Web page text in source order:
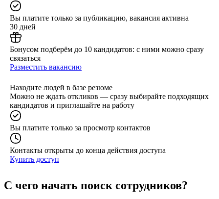
Вы платите только за публикацию, вакансия активна
30 дней
Бонусом подберём до 10 кандидатов: с ними можно сразу
связаться
Разместить вакансию
Находите людей в базе резюме
Можно не ждать откликов — сразу выбирайте подходящих
кандидатов и приглашайте на работу
Вы платите только за просмотр контактов
Контакты открыты до конца действия доступа
Купить доступ
С чего начать поиск сотрудников?